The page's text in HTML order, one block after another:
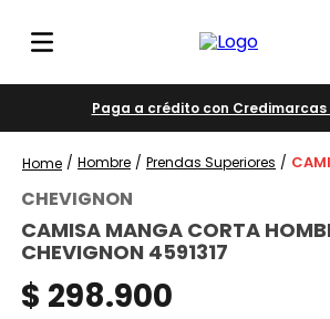
Paga a crédito con Credimarcas
Hombre Prendas Superiores
CHEVIGNON
CAMISA MANGA CORTA
CHEVIGNON 4591317
$ 298.900